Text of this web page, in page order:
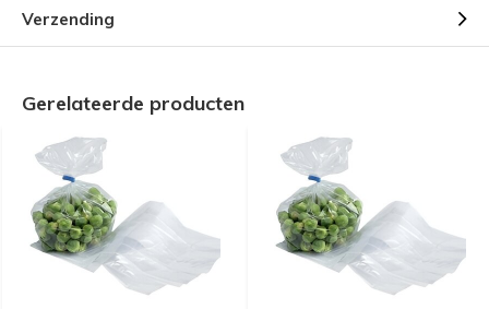
Verzending
Gerelateerde producten